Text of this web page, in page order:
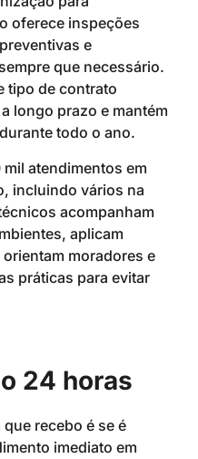
oferece inspeções
e
que necessário.
tipo de contrato
longo prazo e mantém
todo o ano.
atendimentos em
incluindo vários na
acompanham
aplicam
moradores e
práticas para evitar
24 horas
recebo é se é
imediato em